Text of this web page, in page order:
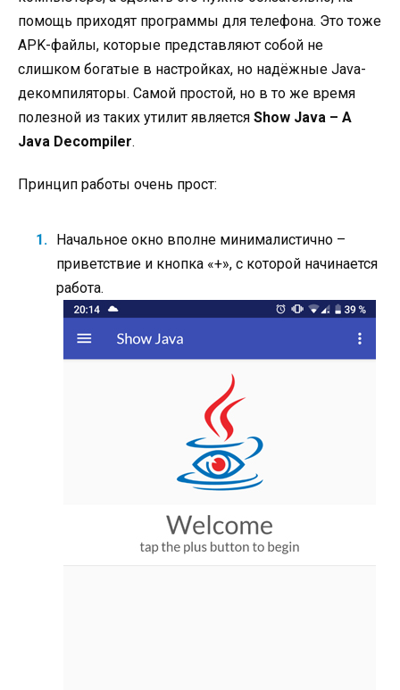
помощь приходят программы для телефона. Это тоже
APK-файлы, которые представляют собой не
слишком богатые в настройках, но надёжные Java-
декомпиляторы. Самой простой, но в то же время
полезной из таких утилит является Show Java – A
Java Decompiler.
Принцип работы очень прост:
Начальное окно вполне минималистично –
приветствие и кнопка «+», с которой начинается
работа.